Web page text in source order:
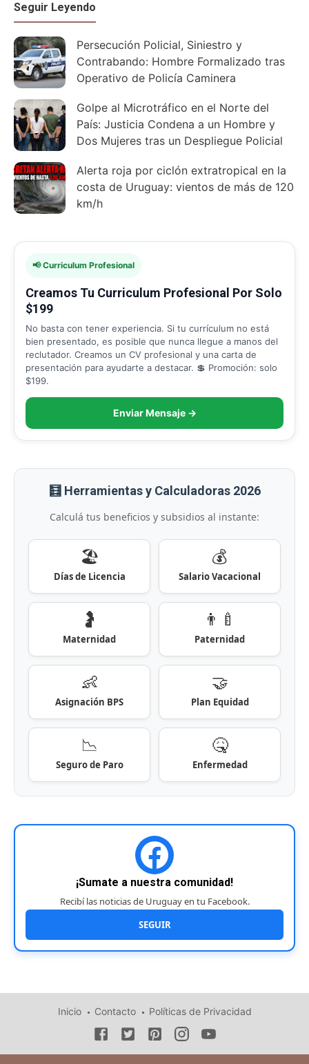
Seguir Leyendo
Persecución Policial, Siniestro y
Contrabando: Hombre Formalizado tras
Operativo de Policía Caminera
Golpe al Microtráfico en el Norte del
País: Justicia Condena a un Hombre y
Dos Mujeres tras un Despliegue Policial
Alerta roja por ciclón extratropical en la
costa de Uruguay: vientos de más de 120
km/h
📢 Curriculum Profesional
Creamos Tu Curriculum Profesional Por Solo
$199
No basta con tener experiencia. Si tu currículum no está
bien presentado, es posible que nunca llegue a manos del
reclutador. Creamos un CV profesional y una carta de
presentación para ayudarte a destacar. 💲 Promoción: solo
$199.
Enviar Mensaje →
🧮 Herramientas y Calculadoras 2026
Calculá tus beneficios y subsidios al instante:
🏖️
Días de Licencia
💰
Salario Vacacional
🤰
Maternidad
👨‍🍼
Paternidad
👶
Asignación BPS
🤝
Plan Equidad
📉
Seguro de Paro
🤒
Enfermedad
¡Sumate a nuestra comunidad!
Recibí las noticias de Uruguay en tu Facebook.
SEGUIR
Inicio Contacto Políticas de Privacidad